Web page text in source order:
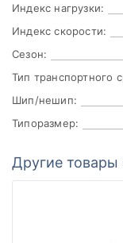
Индекс нагрузки:
Индекс скорости:
Сезон:
Тип транспортного
Шип/нешип:
Типоразмер:
Другие товары